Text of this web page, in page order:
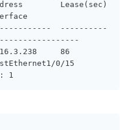
Lease(sec)
----------
86
0/15
1